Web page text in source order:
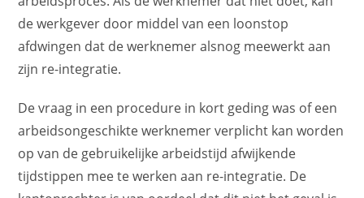
de werkgever door middel van een loonstop
afdwingen dat de werknemer alsnog meewerkt aan
zijn re-integratie.
De vraag in een procedure in kort geding was of een
arbeidsongeschikte werknemer verplicht kan worden
op van de gebruikelijke arbeidstijd afwijkende
tijdstippen mee te werken aan re-integratie. De